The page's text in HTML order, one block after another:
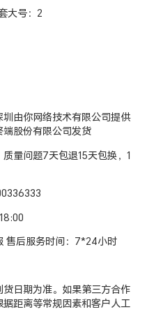
大号：2
由你网络技术有限公司提供
股份有限公司发货
量问题7天包退15天包换，1
售后服务时间：7*24小时
日期为准。如果第三方合作
距离等常规因素和客户人工